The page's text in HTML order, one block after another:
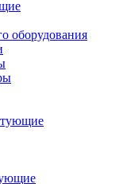
оборудования